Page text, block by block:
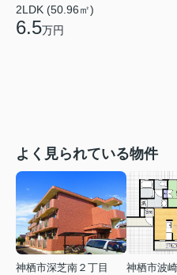
2LDK (50.96㎡)
6.5万円
よく見られている物件
神栖市深芝南２丁目
神栖市波崎